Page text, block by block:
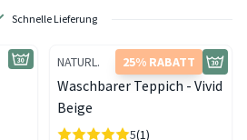
Schnelle Lieferung
25% RABATT
NATURL.
Waschbarer Teppich - Vivid
Beige
5(1)